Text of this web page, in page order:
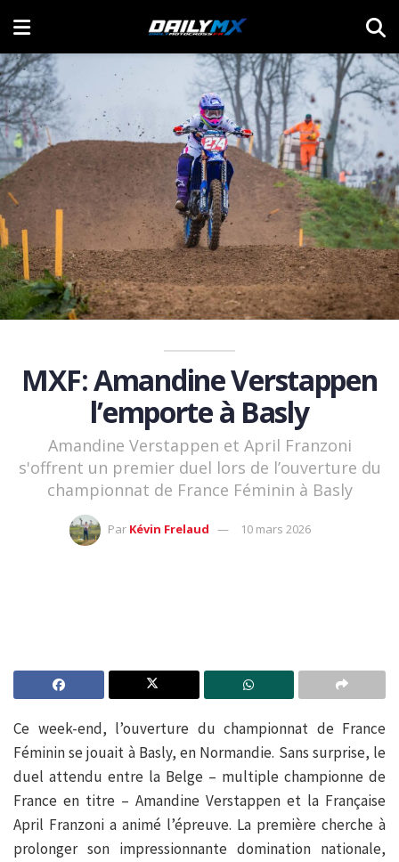
MXF: Amandine Verstappen
l’emporte à Basly
Amandine Verstappen et April Franzoni
s'offrent un premier duel lors de l’ouverture du
championnat de France Féminin à Basly
Par Kévin Frelaud 10 mars 2026
Ce week-end, l’ouverture du championnat de France
Féminin se jouait à Basly, en Normandie. Sans surprise, le
duel attendu entre la Belge – multiple championne de
France en titre – Amandine Verstappen et la Française
April Franzoni a animé l’épreuve. La première cherche à
prolonger son impressionnante domination nationale,